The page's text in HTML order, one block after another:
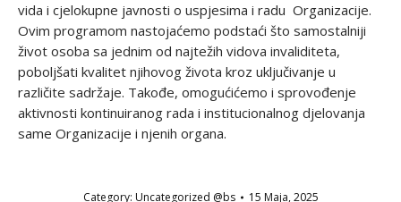
vida i cjelokupne javnosti o uspjesima i radu Organizacije.
Ovim programom nastojaćemo podstaći što samostalniji
život osoba sa jednim od najtežih vidova invaliditeta,
poboljšati kvalitet njihovog života kroz uključivanje u
različite sadržaje. Takođe, omogućićemo i sprovođenje
aktivnosti kontinuiranog rada i institucionalnog djelovanja
same Organizacije i njenih organa.
Category: Uncategorized @bs 15 Maja, 2025